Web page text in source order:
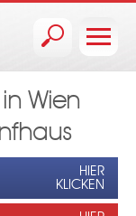
Wien
HIER
KLICKEN